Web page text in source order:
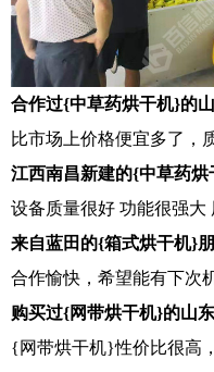
合作过{中草药烘干机}的
比市场上价格便宜多了，
江西南昌新建的{中草药
设备质量很好 功能很强大
来自蓝田的{箱式烘干机}
合作愉快，希望能有下次
购买过{网带烘干机}的山
{网带烘干机}性价比很高